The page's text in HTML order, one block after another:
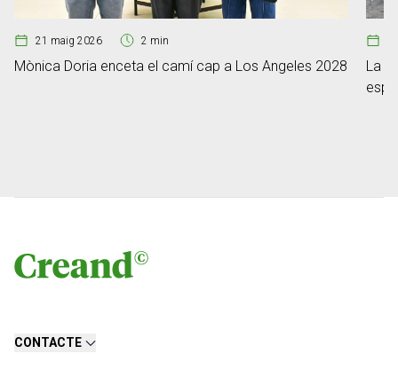
21 maig 2026 2 min
Mònica Doria enceta el camí cap a Los Angeles 2028
La
CONTACTE